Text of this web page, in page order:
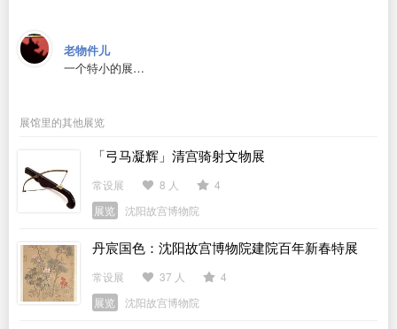
老物件儿
一个特小的展…
展馆里的其他展览
「弓马凝辉」清宫骑射文物展
常设展 8 人
4
展览
沈阳故宫博物院
丹宸国色：沈阳故宫博物院建院百年新春特展
常设展 37 人
4
展览
沈阳故宫博物院